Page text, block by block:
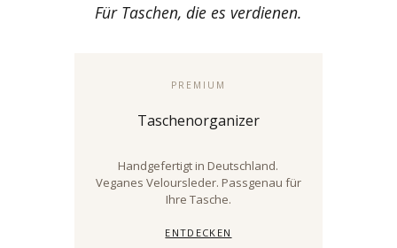
Für Taschen, die es verdienen.
PREMIUM
Taschenorganizer
Handgefertigt in Deutschland.
Veganes Veloursleder. Passgenau für
Ihre Tasche.
ENTDECKEN